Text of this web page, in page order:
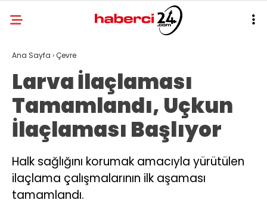
Ana Sayfa ›Çevre
Larva İlaçlaması
Tamamlandı, Uçkun
İlaçlaması Başlıyor
Halk sağlığını korumak amacıyla yürütülen
ilaçlama çalışmalarının ilk aşaması
tamamlandı.